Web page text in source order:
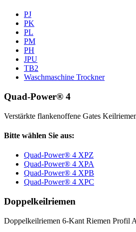
PJ
PK
PL
PM
PH
JPU
TB2
Waschmaschine Trockner
Quad-Power® 4
Verstärkte flankenoffene Gates
Bitte wählen Sie aus:
Quad-Power® 4 XPZ
Quad-Power® 4 XPA
Quad-Power® 4 XPB
Quad-Power® 4 XPC
Doppelkeilriemen
Doppelkeilriemen 6-Kant Riemen